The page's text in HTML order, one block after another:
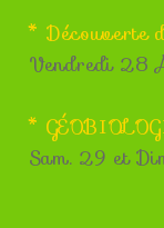
* Découverte
Vendredi 28
*
Sam. 29 et